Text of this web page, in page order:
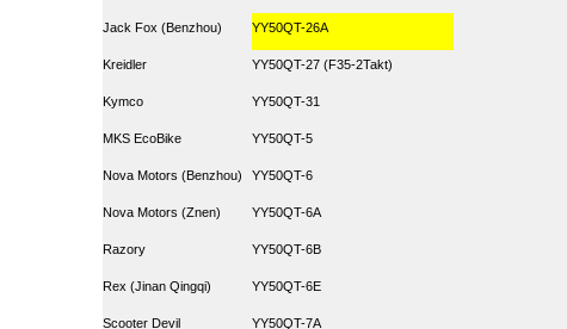
Jack Fox (Benzhou)
Kreidler
Kymco
MKS EcoBike
Nova Motors (Benzhou)
Nova Motors (Znen)
Razory
Rex (Jinan Qingqi)
Scooter Devil
YY50QT-26A
YY50QT-27 (F35-2Takt)
YY50QT-31
YY50QT-5
YY50QT-6
YY50QT-6A
YY50QT-6B
YY50QT-6E
YY50QT-7A